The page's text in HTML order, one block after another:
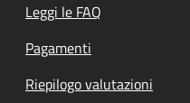
Leggi le FAQ
Pagamenti
Riepilogo valutazioni